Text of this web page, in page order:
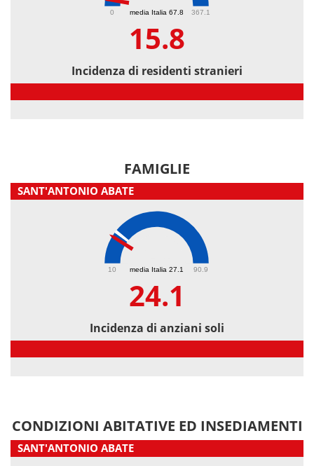
media Italia 67.8
0 367.1
15.8
Incidenza di residenti stranieri
FAMIGLIE
SANT'ANTONIO ABATE
media Italia 27.1
10 90.9
24.1
Incidenza di anziani soli
CONDIZIONI ABITATIVE ED INSEDIAMENTI
SANT'ANTONIO ABATE